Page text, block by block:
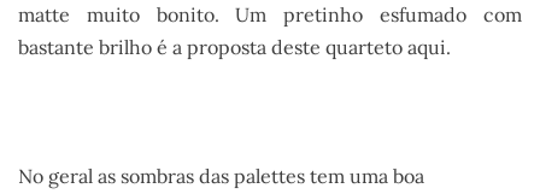
matte muito bonito. Um pretinho esfumado com
bastante brilho é a proposta deste quarteto aqui.
No geral as sombras das palettes tem uma boa